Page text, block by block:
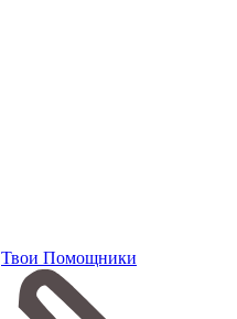
Твои Помощники